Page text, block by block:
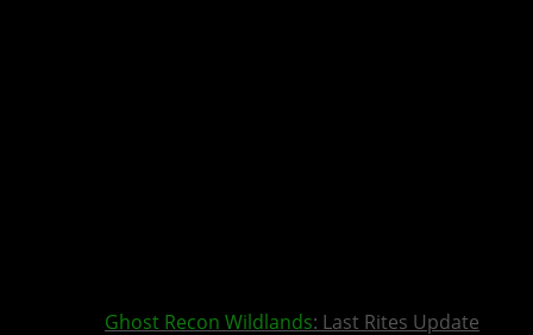
Ghost Recon Wildlands: Last Rites Update